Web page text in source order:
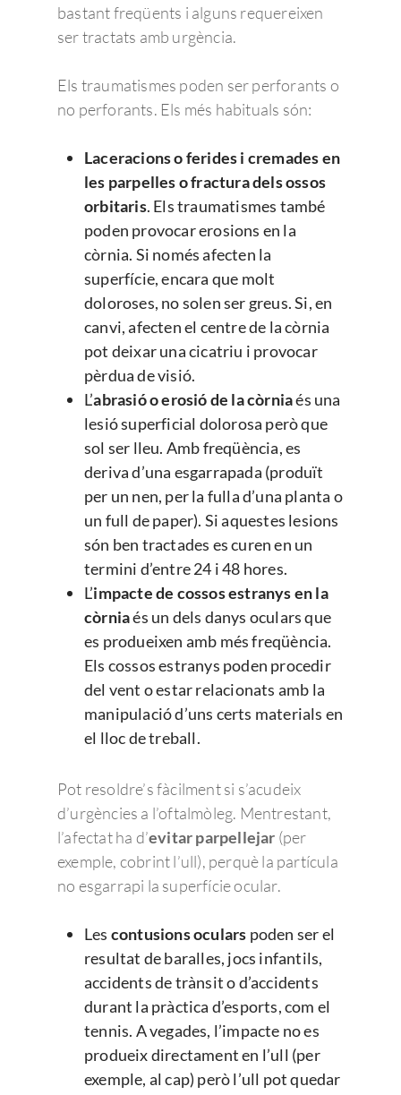
bastant freqüents i alguns requereixen
ser tractats amb urgència.
Els traumatismes poden ser perforants o
no perforants. Els més habituals són:
Laceracions o ferides i cremades en
les parpelles o fractura dels ossos
orbitaris. Els traumatismes també
poden provocar erosions en la
còrnia. Si només afecten la
superfície, encara que molt
doloroses, no solen ser greus. Si, en
canvi, afecten el centre de la còrnia
pot deixar una cicatriu i provocar
pèrdua de visió.
L’abrasió o erosió de la còrniaés una
lesió superficial dolorosa però que
sol ser lleu. Amb freqüència, es
deriva d’una esgarrapada (produït
per un nen, per la fulla d’una planta o
un full de paper). Si aquestes lesions
són ben tractades es curen en un
termini d’entre 24 i 48 hores.
L’impacte de cossos estranys en la
còrniaés un dels danys oculars que
es produeixen amb més freqüència.
Els cossos estranys poden procedir
del vent o estar relacionats amb la
manipulació d’uns certs materials en
el lloc de treball.
Pot resoldre’s fàcilment si s’acudeix
d’urgències a l’oftalmòleg. Mentrestant,
l’afectat ha d’evitar parpellejar (per
exemple, cobrint l’ull), perquè la partícula
no esgarrapi la superfície ocular.
Les contusions oculars poden ser el
resultat de baralles, jocs infantils,
accidents de trànsit o d’accidents
durant la pràctica d’esports, com el
tennis. A vegades, l’impacte no es
produeix directament en l’ull (per
exemple, al cap) però l’ull pot quedar